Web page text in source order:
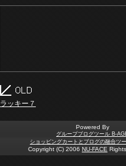
ラッキー７
Powered By
グループブログツール B-
ショッピングカートとブログの融合ツ
Copyright (C) 2006 NU-FACE